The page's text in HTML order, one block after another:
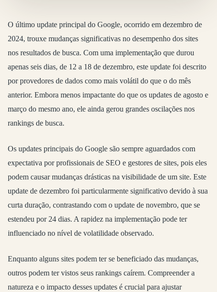
O último update principal do Google, ocorrido em dezembro de
2024, trouxe mudanças significativas no desempenho dos sites
nos resultados de busca. Com uma implementação que durou
apenas seis dias, de 12 a 18 de dezembro, este update foi descrito
por provedores de dados como mais volátil do que o do mês
anterior. Embora menos impactante do que os updates de agosto e
março do mesmo ano, ele ainda gerou grandes oscilações nos
rankings de busca.
Os updates principais do Google são sempre aguardados com
expectativa por profissionais de SEO e gestores de sites, pois eles
podem causar mudanças drásticas na visibilidade de um site. Este
update de dezembro foi particularmente significativo devido à sua
curta duração, contrastando com o update de novembro, que se
estendeu por 24 dias. A rapidez na implementação pode ter
influenciado no nível de volatilidade observado.
Enquanto alguns sites podem ter se beneficiado das mudanças,
outros podem ter vistos seus rankings caírem. Compreender a
natureza e o impacto desses updates é crucial para ajustar